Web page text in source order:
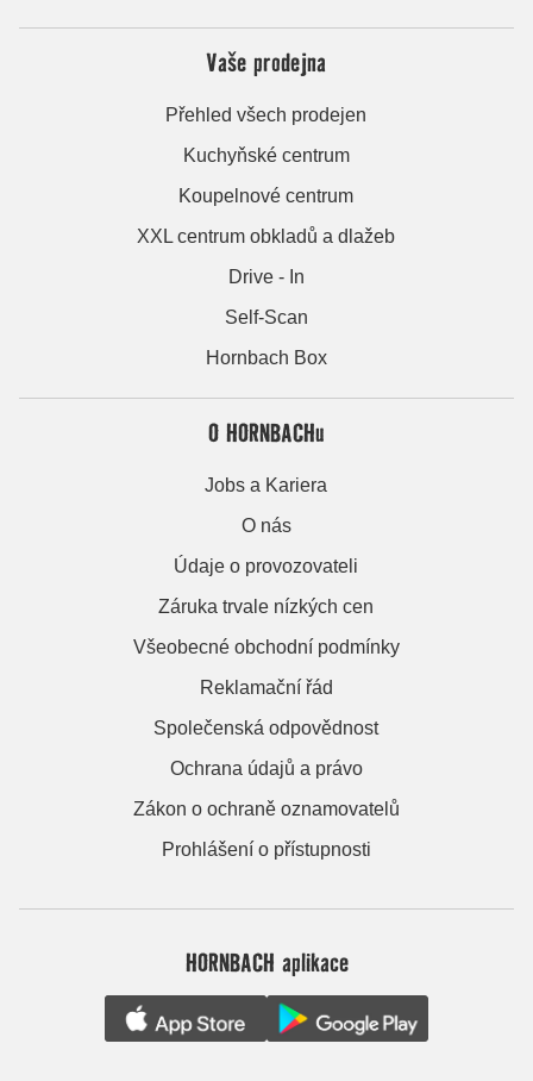
Vaše prodejna
Přehled všech prodejen
Kuchyňské centrum
Koupelnové centrum
XXL centrum obkladů a dlažeb
Drive - In
Self-Scan
Hornbach Box
O HORNBACHu
Jobs a Kariera
O nás
Údaje o provozovateli
Záruka trvale nízkých cen
Všeobecné obchodní podmínky
Reklamační řád
Společenská odpovědnost
Ochrana údajů a právo
Zákon o ochraně oznamovatelů
Prohlášení o přístupnosti
HORNBACH aplikace